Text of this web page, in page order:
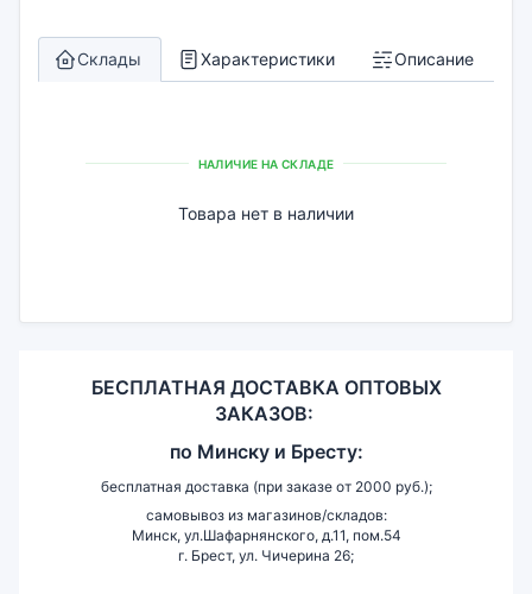
Склады Характеристики Описание
НАЛИЧИЕ НА СКЛАДЕ
Товара нет в наличии
БЕСПЛАТНАЯ ДОСТАВКА ОПТОВЫХ
ЗАКАЗОВ:
по Минску и Бресту:
бесплатная доставка (при заказе от 2000 руб.);
самовывоз из магазинов/складов:
Минск, ул.Шафарнянского, д.11, пом.54
г. Брест, ул. Чичерина 26;